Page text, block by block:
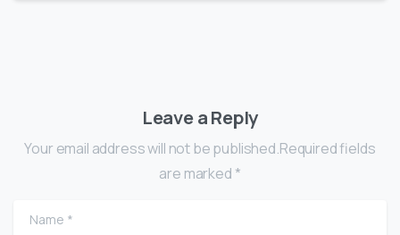
Leave a Reply
Your email address will not be published.Required fields
are marked *
Name